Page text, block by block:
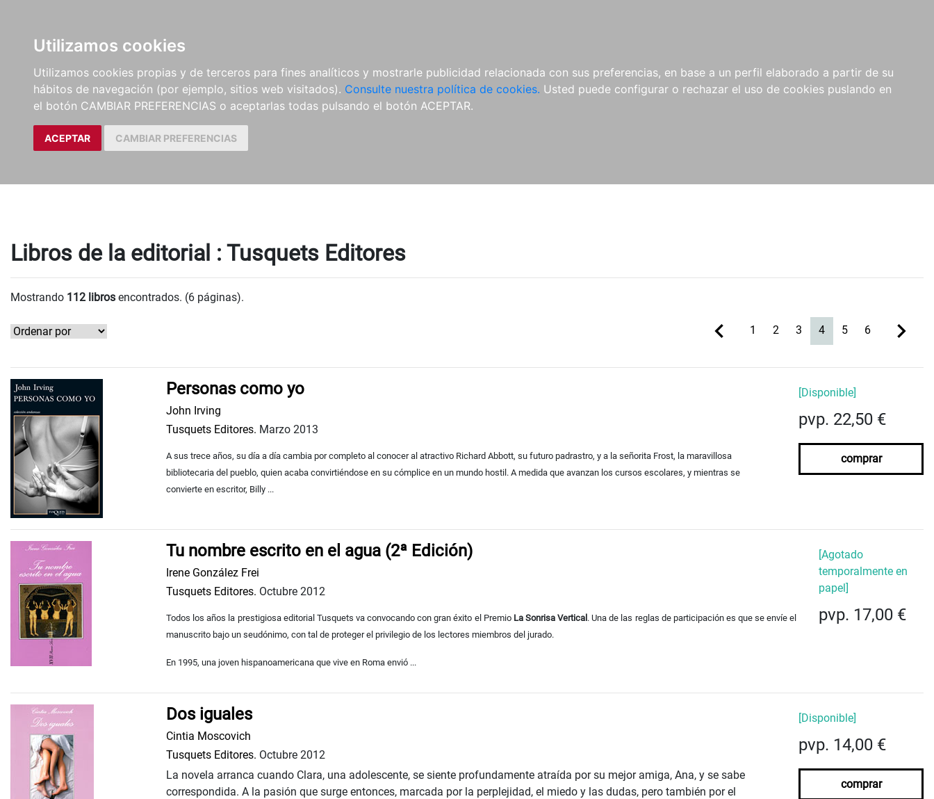
Utilizamos cookies
Utilizamos cookies propias y de terceros para fines analíticos y mostrarle publicidad relacionada con sus preferencias, en base a un perfil elaborado a partir de su
hábitos de navegación (por ejemplo, sitios web visitados). Consulte nuestra política de cookies. Usted puede configurar o rechazar el uso de cookies puslando en
el botón CAMBIAR PREFERENCIAS o aceptarlas todas pulsando el botón ACEPTAR.
ACEPTAR CAMBIAR PREFERENCIAS
Libros de la editorial : Tusquets Editores
Mostrando 112 libros encontrados. (6 páginas).
1 2 3 4(current)
5 6
Personas como yo
John Irving
Tusquets Editores. Marzo 2013
A sus trece años, su día a día cambia por completo al conocer al atractivo Richard Abbott, su futuro padrastro, y a la señorita Frost, la maravillosa
bibliotecaria del pueblo, quien acaba convirtiéndose en su cómplice en un mundo hostil. A medida que avanzan los cursos escolares, y mientras se
convierte en escritor, Billy ...
[Disponible]
pvp. 22,50 €
comprar
Tu nombre escrito en el agua (2ª Edición)
Irene González Frei
Tusquets Editores. Octubre 2012
Todos los años la prestigiosa editorial Tusquets va convocando con gran éxito el Premio La Sonrisa Vertical . Una de las reglas de participación es que se envíe el
manuscrito bajo un seudónimo, con tal de proteger el privilegio de los lectores miembros del jurado.
En 1995, una joven hispanoamericana que vive en Roma envió ...
[Agotado
temporalmente en
papel]
pvp. 17,00 €
Dos iguales
Cintia Moscovich
Tusquets Editores. Octubre 2012
La novela arranca cuando Clara, una adolescente, se siente profundamente atraída por su mejor amiga, Ana, y se sabe
correspondida. A la pasión que surge entonces, marcada por la perplejidad, el miedo y las dudas, pero también por el
[Disponible]
pvp. 14,00 €
comprar